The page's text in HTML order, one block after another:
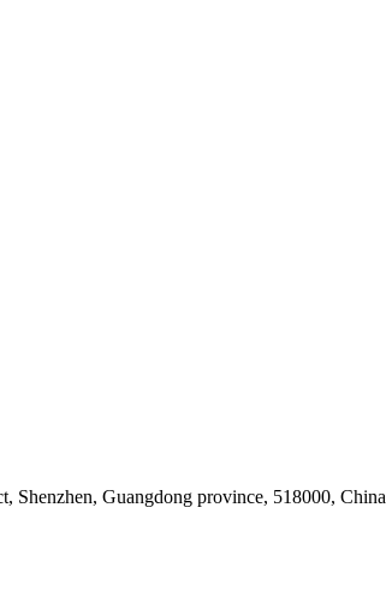
Guangdong province, 518000, China